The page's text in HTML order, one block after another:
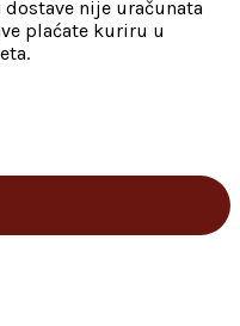
dostave nije uračunata
plaćate kuriru u